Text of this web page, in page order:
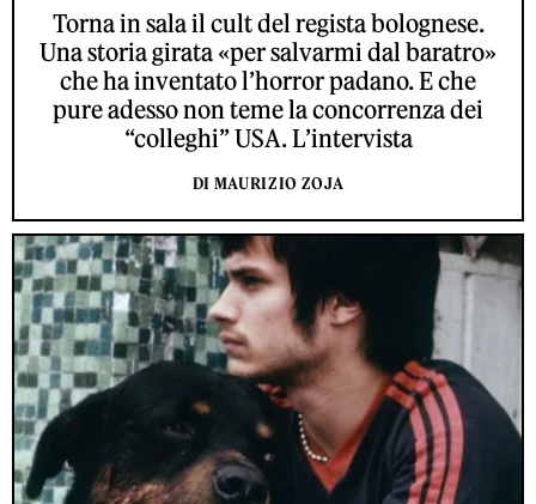
Torna in sala il cult del regista bolognese.
Una storia girata «per salvarmi dal baratro»
che ha inventato l’horror padano. E che
pure adesso non teme la concorrenza dei
“colleghi” USA. L’intervista
DI MAURIZIO ZOJA